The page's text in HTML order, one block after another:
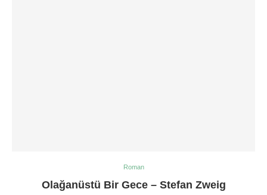
Roman
Olağanüstü Bir Gece – Stefan Zweig